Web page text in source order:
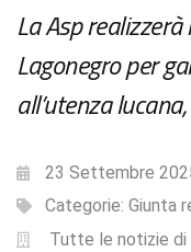
La Asp
Lagonegro per
all’utenza
23 Settembre
Categorie: Giunta
Tutte le notizie di